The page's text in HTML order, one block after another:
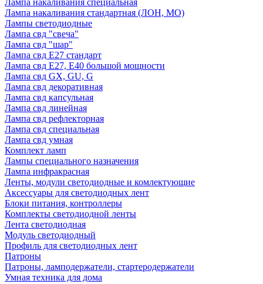
Лампа накаливания специальная
Лампа накаливания стандартная (ЛОН, МО)
Лампы светодиодные
Лампа свд "свеча"
Лампа свд "шар"
Лампа свд E27 стандарт
Лампа свд E27, Е40 большой мощности
Лампа свд GX, GU, G
Лампа свд декоративная
Лампа свд капсульная
Лампа свд линейная
Лампа свд рефлекторная
Лампа свд специальная
Лампа свд умная
Комплект ламп
Лампы специального назначения
Лампа инфракрасная
Ленты, модули светодиодные и комлектующие
Аксессуары для светодиодных лент
Блоки питания, контроллеры
Комплекты светодиодной ленты
Лента светодиодная
Модуль светодиодный
Профиль для светодиодных лент
Патроны
Патроны, ламподержатели, стартеродержатели
Умная техника для дома